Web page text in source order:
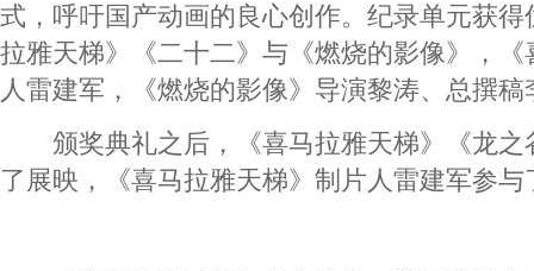
式，呼吁国产动画的良心创作。纪录单元获
拉雅天梯》《二十二》与《燃烧的影像》，
人雷建军，《燃烧的影像》导演黎涛、总撰
颁奖典礼之后，《喜马拉雅天梯》《龙之
了展映，《喜马拉雅天梯》制片人雷建军参